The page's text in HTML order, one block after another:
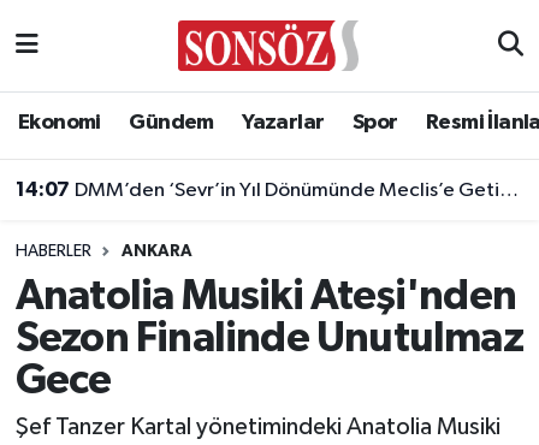
Ekonomi Gündem Yazarlar Spor Resmi
14:07 DMM’den ‘Sevr’in Yıl Dönümünde Meclis’e Getirildi’ İddiasına Yalanlama
HABERLER ANKARA
Anatolia Musiki Ateşi'nden
Sezon Finalinde Unutulmaz
Gece
Şef Tanzer Kartal yönetimindeki Anatolia Musiki
Asayiş
Biyografi
Çevre
Diğer
Ankara Nöbetçi Eczaneler
Ankara Trafik Yoğunluk Haritası
Süper Lig Puan Durumu ve Fikstür
Tüm Manşetler